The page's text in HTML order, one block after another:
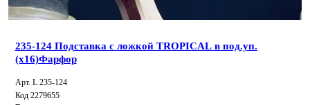
235-124 Подставка с ложкой TROPICAL в под.уп.
(х16)Фарфор
Арт. L 235-124
Код 2279655